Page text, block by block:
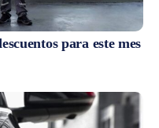
para este mes